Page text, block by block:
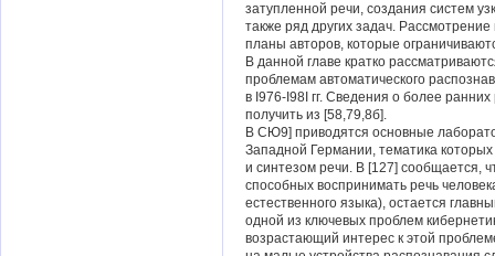
затупленной речи, создания систем
также ряд других задач.
планы авторов, которые
В данной главе кратко
проблемам автоматического
в I976-I98I гг. Сведения о более
получить из [58,79,8б].
В СЮ9] приводятся основные
Западной Германии, тематика
и синтезом речи. В [127] сообщается,
способных воспринимать речь
естественного языка), остается
одной из ключевых проблем
возрастающий интерес к этой